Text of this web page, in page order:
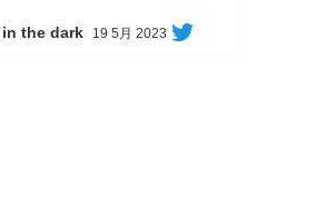
the dark 19 5月 2023